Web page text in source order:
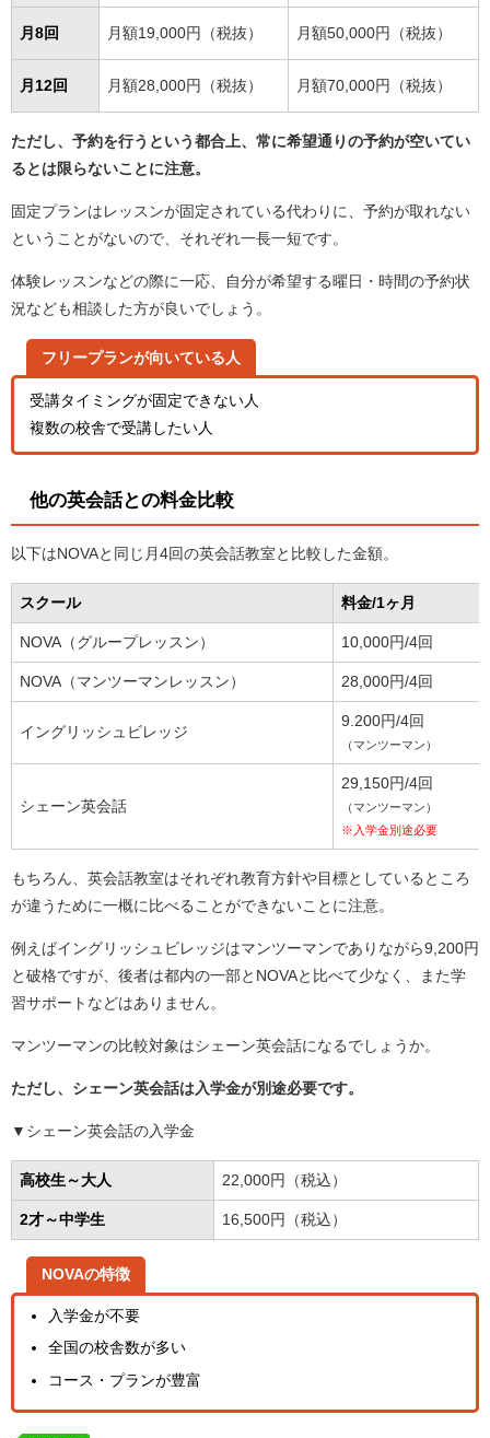
月8回 月額19,000円（税抜） 月額50,000円（税抜）
月12回 月額28,000円（税抜） 月額70,000円（税抜）
ただし、予約を行うという都合上、常に希望通りの予約が空いてい
るとは限らないことに注意。
固定プランはレッスンが固定されている代わりに、予約が取れない
ということがないので、それぞれ一長一短です。
体験レッスンなどの際に一応、自分が希望する曜日・時間の予約状
況なども相談した方が良いでしょう。
フリープランが向いている人
受講タイミングが固定できない人
複数の校舎で受講したい人
他の英会話との料金比較
以下はNOVAと同じ月4回の英会話教室と比較した金額。
スクール 料金/1ヶ月
NOVA（グループレッスン） 10,000円/4回
NOVA（マンツーマンレッスン） 28,000円/4回
イングリッシュビレッジ
9.200円/4回
（マンツーマン）
シェーン英会話
29,150円/4回
（マンツーマン）
※入学金別途必要
もちろん、英会話教室はそれぞれ教育方針や目標としているところ
が違うために一概に比べることができないことに注意。
例えばイングリッシュビレッジはマンツーマンでありながら9,200円
と破格ですが、後者は都内の一部とNOVAと比べて少なく、また学
習サポートなどはありません。
マンツーマンの比較対象はシェーン英会話になるでしょうか。
ただし、シェーン英会話は入学金が別途必要です。
▼シェーン英会話の入学金
高校生～大人 22,000円（税込）
2才～中学生 16,500円（税込）
NOVAの特徴
入学金が不要
全国の校舎数が多い
コース・プランが豊富